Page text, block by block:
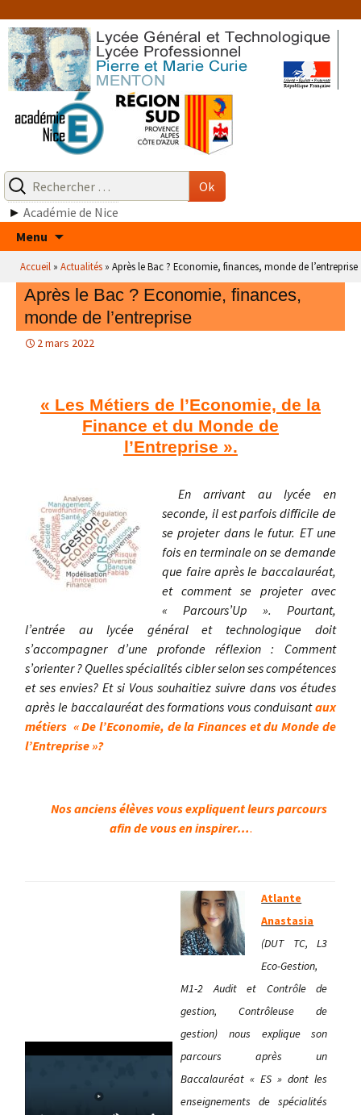
au
contenu
pour
:
Ok
► Académie de Nice
Menu
au
contenu
Accueil » Actualités » Après le Bac ? Economie, finances, monde de l’entreprise
Après le Bac ? Economie, finances,
monde de l’entreprise
2 mars 2022
« Les Métiers de l’Economie, de la
Finance et du Monde de
l’Entreprise ».
En arrivant au lycée en
seconde, il est parfois difficile de
se projeter dans le futur. ET une
fois en terminale on se demande
que faire après le baccalauréat,
et comment se projeter avec
« Parcours’Up ». Pourtant,
l’entrée au lycée général et technologique doit
s’accompagner d’une profonde réflexion : Comment
s’orienter ? Quelles spécialités cibler selon ses compétences
et ses envies?Et si Vous souhaitiez suivre dans vos études
après le baccalauréat des formations vous conduisantaux
métiers « De l’Economie, de la Finances et du Monde de
l’Entreprise »?
Nos anciens élèves vous expliquent leurs parcours
afin de vous en inspirer….
Atlante
Anastasia
(DUT TC, L3
Eco-Gestion,
M1-2 Audit et Contrôle de
gestion, Contrôleuse de
gestion) nous explique son
parcours après un
Baccalauréat « ES » dont les
enseignements de spécialités